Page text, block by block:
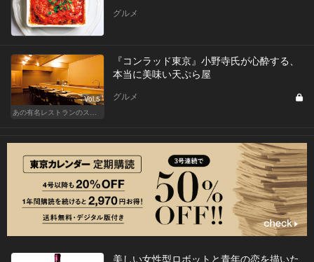
グルメ
Vol.5
『コンラッド東京』小野寺氏が心酔する、
本当に美味い天ぷら屋
グルメ
美しい女性型ロボットと青年の恋を描いた